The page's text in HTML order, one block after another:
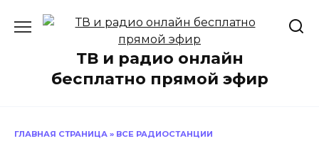
ТВ и радио онлайн
бесплатно прямой эфир
ГЛАВНАЯ СТРАНИЦА » ВСЕ РАДИОСТАНЦИИ